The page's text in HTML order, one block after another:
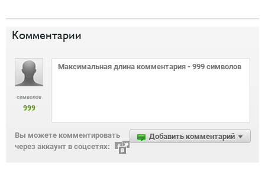
Комментарии
символов
999
Добавить комментарий
Вы можете комментировать
через аккаунт в соцсетях: